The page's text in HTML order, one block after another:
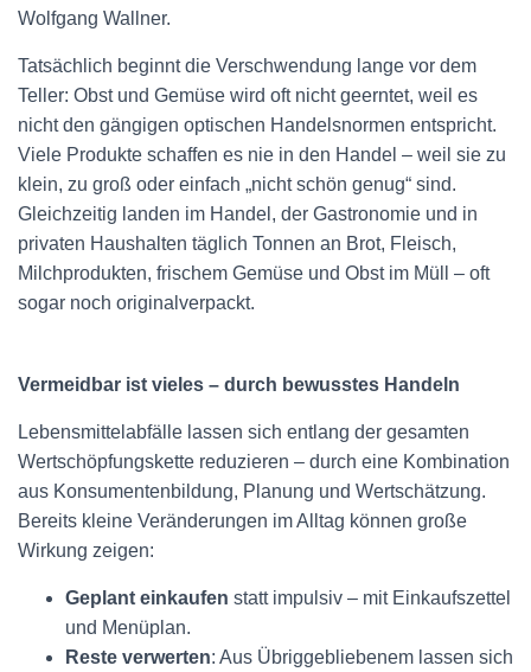
Wolfgang Wallner.
Tatsächlich beginnt die Verschwendung lange vor dem
Teller: Obst und Gemüse wird oft nicht geerntet, weil es
nicht den gängigen optischen Handelsnormen entspricht.
Viele Produkte schaffen es nie in den Handel – weil sie zu
klein, zu groß oder einfach „nicht schön genug“ sind.
Gleichzeitig landen im Handel, der Gastronomie und in
privaten Haushalten täglich Tonnen an Brot, Fleisch,
Milchprodukten, frischem Gemüse und Obst im Müll – oft
sogar noch originalverpackt.
Vermeidbar ist vieles – durch bewusstes Handeln
Lebensmittelabfälle lassen sich entlang der gesamten
Wertschöpfungskette reduzieren – durch eine Kombination
aus Konsumentenbildung, Planung und Wertschätzung.
Bereits kleine Veränderungen im Alltag können große
Wirkung zeigen:
Geplant einkaufen statt impulsiv – mit Einkaufszettel
und Menüplan.
Reste verwerten: Aus Übriggebliebenem lassen sich